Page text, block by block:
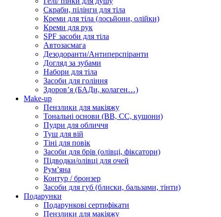
Скраби, пілінги для тіла
Креми для тіла (лосьйони, олійки)
Креми для рук
SPF засоби для тіла
Автозасмага
Дезодоранти/Антиперспіранти
Догляд за зубами
Набори для тіла
Засоби для гоління
Здоровʼя (БАДи, колаген…)
Make-up
Пензлики для макіяжу
Тональні основи (BB, CC, кушони)
Пудри для обличчя
Туш для вій
Тіні для повік
Засоби для брів (олівці, фіксатори)
Підводки/олівці для очей
Румʼяна
Контур / бронзер
Засоби для губ (блиски, бальзами, тінти)
Подарунки
Подарункові сертифікати
Пензлики для макіяжу